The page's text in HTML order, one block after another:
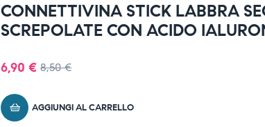
CONNETTIVINA STICK LABBRA
SCREPOLATE CON ACIDO
8,50€
6,90 €
AGGIUNGI AL CARRELLO